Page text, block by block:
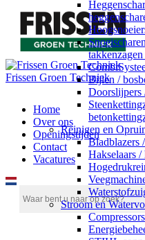
Frissen Groen Techniek
Home
Over ons
Openingstijden
Contact
Vacatures
Bijlen /
Doorslijpers
Reinigen en
Bladblazers
Hakselaars /
Stroom en
Compressors